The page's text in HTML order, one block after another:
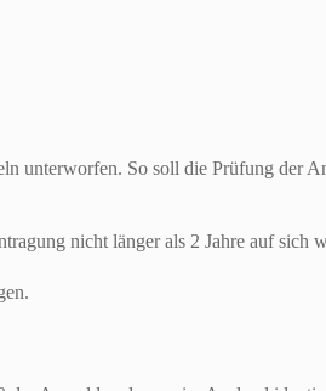
unterworfen. So soll die Prüfung der
nicht länger als 2 Jahre auf sich